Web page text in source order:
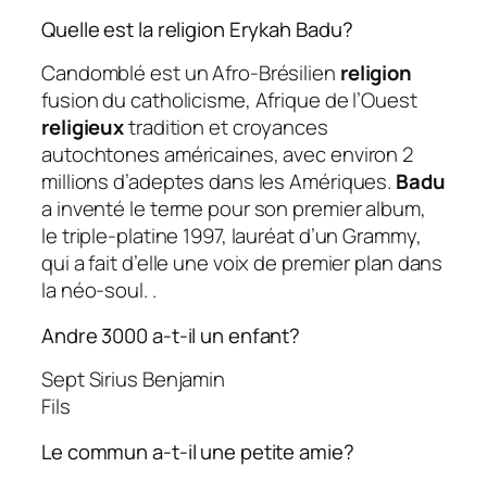
Quelle est la religion Erykah Badu?
Candomblé est un Afro-Brésilien religion
fusion du catholicisme, Afrique de l’Ouest
religieuxtradition et croyances
autochtones américaines, avec environ 2
millions d’adeptes dans les Amériques. Badu
a inventé le terme pour son premier album,
le triple-platine 1997, lauréat d’un Grammy,
qui a fait d’elle une voix de premier plan dans
la néo-soul. .
Andre 3000 a-t-il un enfant?
Sept Sirius Benjamin
Fils
Le commun a-t-il une petite amie?